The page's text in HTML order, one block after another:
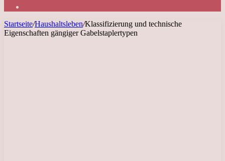
Startseite/Haushaltsleben/Klassifizierung und technische
Eigenschaften gängiger Gabelstaplertypen